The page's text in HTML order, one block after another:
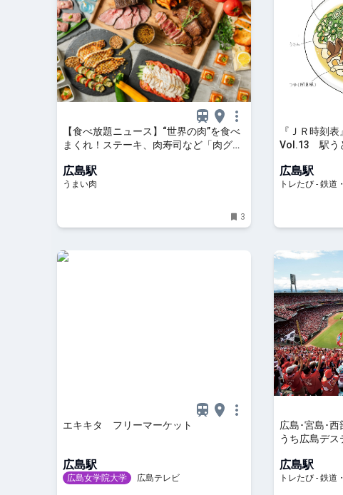
【食べ放題ニュース】“世界の肉”を食べ
まくれ！ステーキ、肉寿司など「肉グル
うまい肉
広島駅
うまい肉
3
『ＪＲ時刻
Vol.13 駅う
広島駅
トレたび - 鉄道
エキキタ フリーマーケット
広島駅
広島女学院大学 広島テレビ
広島･宮島･西
うち広島デス
広島駅
トレたび - 鉄道